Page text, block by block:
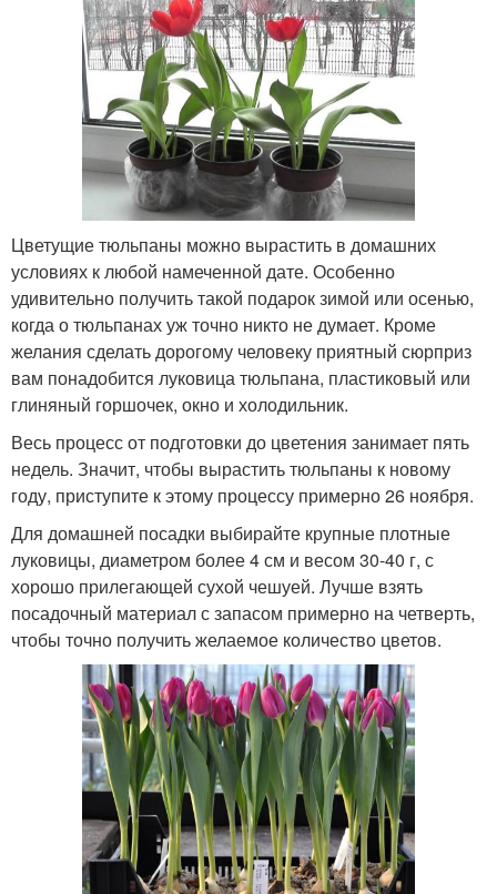
Цветущие тюльпаны можно вырастить в домашних
условиях к любой намеченной дате. Особенно
удивительно получить такой подарок зимой или осенью,
когда о тюльпанах уж точно никто не думает. Кроме
желания сделать дорогому человеку приятный сюрприз
вам понадобится луковица тюльпана, пластиковый или
глиняный горшочек, окно и холодильник.
Весь процесс от подготовки до цветения занимает пять
недель. Значит, чтобы вырастить тюльпаны к новому
году, приступите к этому процессу примерно 26 ноября.
Для домашней посадки выбирайте крупные плотные
луковицы, диаметром более 4 см и весом 30-40 г, с
хорошо прилегающей сухой чешуей. Лучше взять
посадочный материал с запасом примерно на четверть,
чтобы точно получить желаемое количество цветов.